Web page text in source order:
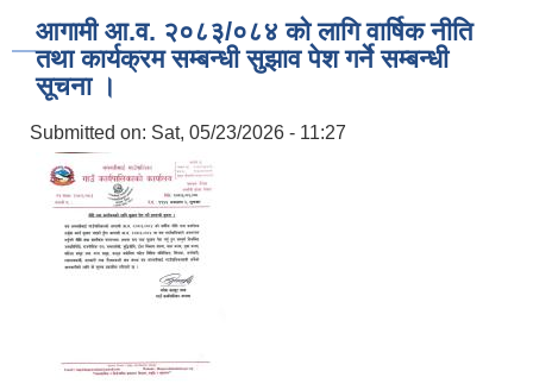
आगामी आ.व. २०८३/०८४ को लागि वार्षिक नीति
तथा कार्यक्रम सम्बन्धी सुझाव पेश गर्ने सम्बन्धी
सूचना ।
Submitted on: Sat, 05/23/2026 - 11:27